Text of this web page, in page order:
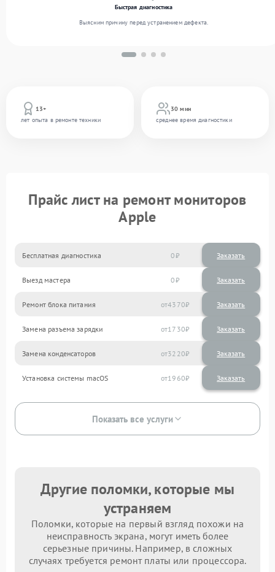
13+
лет опыта в ремонте техники
30 мин
среднее время диагностики
Быстрая диагностика
Выясним причину перед устранением дефекта.
Прайс лист на ремонт мониторов
Apple
Бесплатная диагностика 0 Заказать
Выезд мастера 0 Заказать
Ремонт блока питания 4370
Замена разъема зарядки 1730
Замена конденсаторов 3220
Установка системы macOS 1960
Показать все услуги
Другие поломки, которые мы
устраняем
Поломки, которые на первый взгляд похожи на
неисправность экрана, могут иметь более
серьезные причины. Например, в сложных
случаях требуется ремонт платы или процессора.